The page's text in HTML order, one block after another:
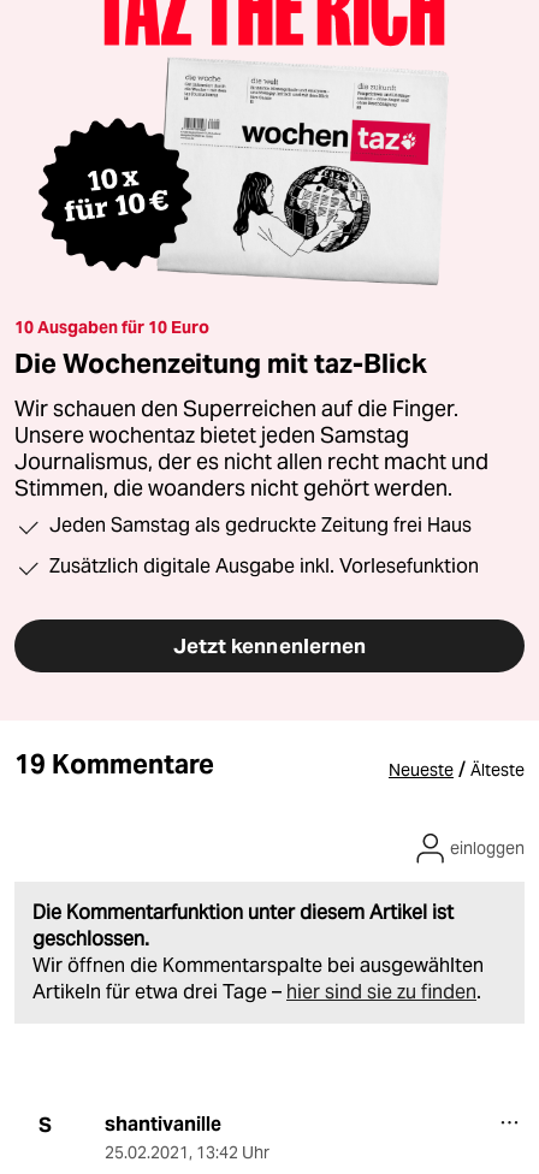
10 Ausgaben für 10 Euro
Die Wochenzeitung mit taz-Blick
Wir schauen den Superreichen auf die Finger.
Unsere wochentaz bietet jeden Samstag
Journalismus, der es nicht allen recht macht und
Stimmen, die woanders nicht gehört werden.
Jeden Samstag als gedruckte Zeitung frei Haus
Zusätzlich digitale Ausgabe inkl. Vorlesefunktion
Jetzt kennenlernen
19 Kommentare Neueste / Älteste
Die Kommentarfunktion unter diesem Artikel ist
geschlossen.
Wir öffnen die Kommentarspalte bei ausgewählten
Artikeln für etwa drei Tage – hier sind sie zu finden.
einloggen
S shantivanille
25.02.2021, 13:42 Uhr